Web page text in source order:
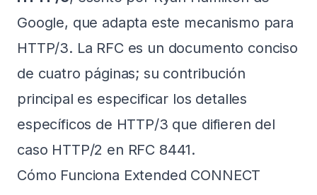
Google, que adapta este mecanismo para
HTTP/3. La RFC es un documento conciso
de cuatro páginas; su contribución
principal es especificar los detalles
específicos de HTTP/3 que difieren del
caso HTTP/2 en RFC 8441.
Cómo Funciona Extended CONNECT